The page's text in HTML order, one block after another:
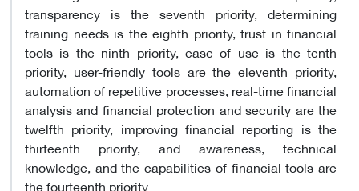
transparency is the seventh priority, determining
training needs is the eighth priority, trust in financial
tools is the ninth priority, ease of use is the tenth
priority, user-friendly tools are the eleventh priority,
automation of repetitive processes, real-time financial
analysis and financial protection and security are the
twelfth priority, improving financial reporting is the
thirteenth priority, and awareness, technical
knowledge, and the capabilities of financial tools are
the fourteenth priority.